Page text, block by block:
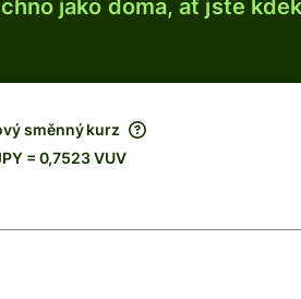
jako doma, ať jste
směnný kurz
= 0,7523 VUV